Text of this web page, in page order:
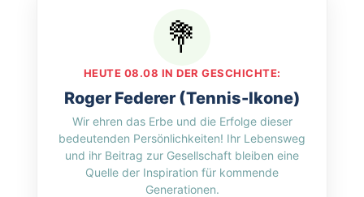
n
w
i
r
r
n
f
u
n
&
O
n
l
M
y
h
o
s
HEUTE 08.08 IN DER GESCHICHTE:
Roger Federer (Tennis-Ikone)
Wir ehren das Erbe und die Erfolge dieser
bedeutenden Persönlichkeiten! Ihr Lebensweg
und ihr Beitrag zur Gesellschaft bleiben eine
Quelle der Inspiration für kommende
Generationen.